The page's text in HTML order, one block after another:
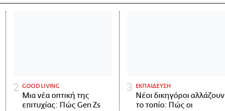
GOOD LIVING
Μια νέα οπτική της
επιτυχίας: Πώς Gen Zs
ΕΚΠΑΙΔΕΥΣΗ
Νέοι δικηγόροι αλλάζουν
το τοπίο: Πώς οι